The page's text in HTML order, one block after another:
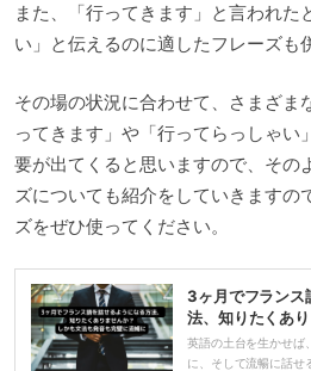
また、「行ってきます」と言われた
い」と伝えるのに適したフレーズも
その場の状況に合わせて、さまざま
ってきます」や「行ってらっしゃい
要が出てくると思いますので、その
ズについても紹介をしていきますの
ズをぜひ使ってください。
3ヶ月でフランス
法、知りたくあ
英語の土台を生かせば
に、そして流暢に話せ